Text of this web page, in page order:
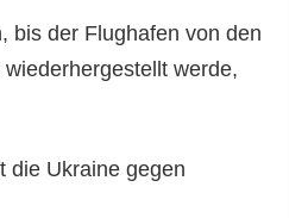
LEISTUNGEN
Abonnement
bis der Flughafen von den
werde,
die Ukraine gegen